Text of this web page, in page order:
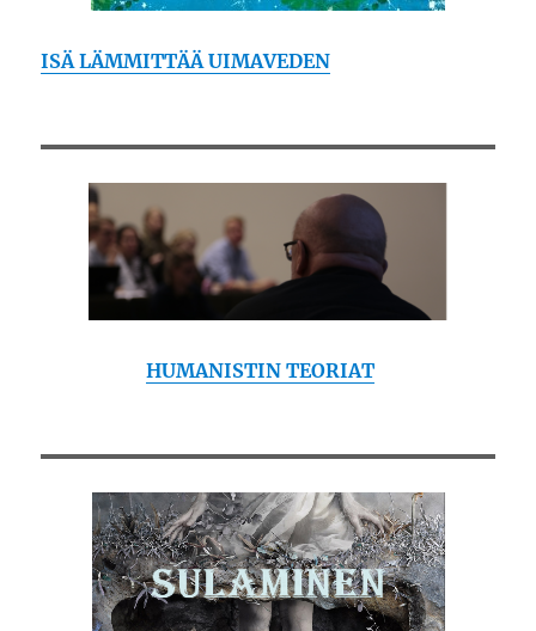
ISÄ LÄMMITTÄÄ UIMAVEDEN
HUMANISTIN TEORIAT